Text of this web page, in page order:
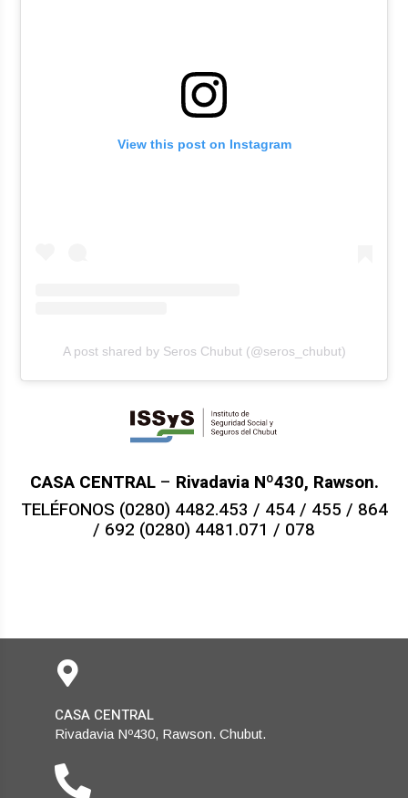
View this post on Instagram
A post shared by Seros Chubut (@seros_chubut)
CASA CENTRAL– Rivadavia Nº430, Rawson.
TELÉFONOS (0280) 4482.453 / 454 / 455 / 864
/ 692 (0280) 4481.071 / 078
CASA CENTRAL
Rivadavia Nº430, Rawson. Chubut.